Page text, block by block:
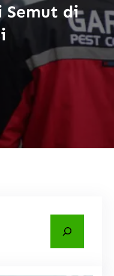
Semut di